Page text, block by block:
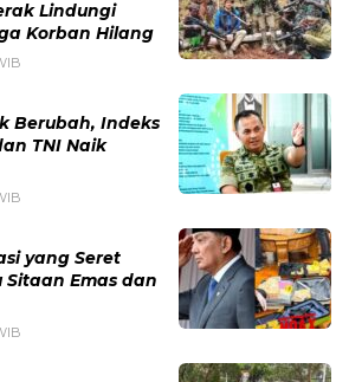
Lindungi
Korban Hilang
Berubah, Indeks
TNI Naik
yang Seret
Emas dan